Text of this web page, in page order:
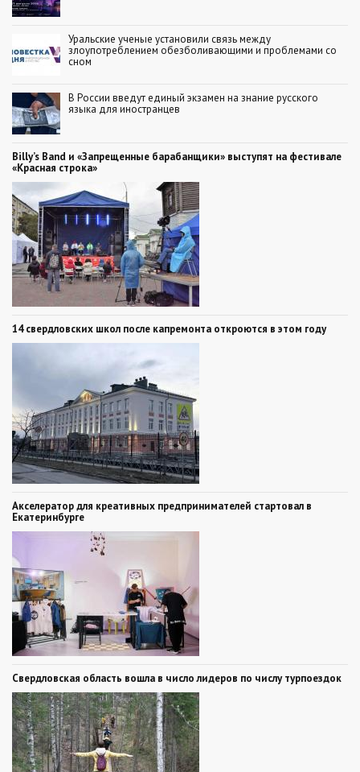
Уральские ученые установили связь между
злоупотреблением обезболивающими и проблемами со
сном
В России введут единый экзамен на знание русского
языка для иностранцев
Billy’s Band и «Запрещенные барабанщики» выступят на фестивале
«Красная строка»
14 свердловских школ после капремонта откроются в этом году
Акселератор для креативных предпринимателей стартовал в
Екатеринбурге
Свердловская область вошла в число лидеров по числу турпоездок